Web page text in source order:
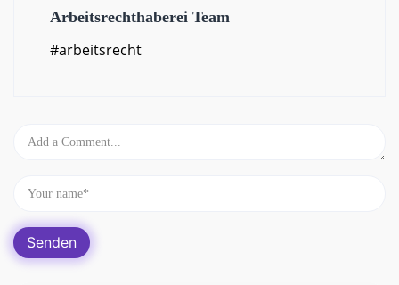
Arbeitsrechthaberei Team
#arbeitsrecht